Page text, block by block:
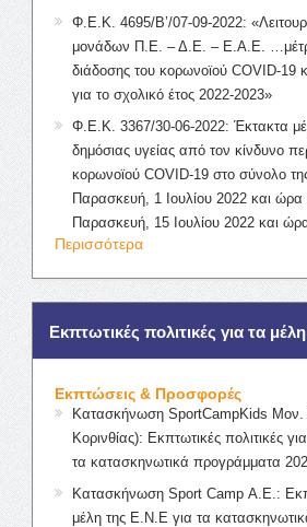
Φ.Ε.Κ. 4695/Β’/07-09-2022:
μονάδων Π.Ε. – Δ.Ε. – Ε.Α.Ε.
διάδοσης του κορωνοϊού COVID-19
για το σχολικό έτος 2022-2023»
Φ.Ε.Κ. 3367/30-06-2022: Έκτακτα
δημόσιας υγείας από τον κίνδυνο
κορωνοϊού COVID-19 στο σύνολο
Παρασκευή, 1 Ιουλίου 2022 και ώρα
Παρασκευή, 15 Ιουλίου 2022 και
Περισσότερα
Εκπτωτικές πολιτικές για τα
Εκπτώσεις & Προσφορές
Κατασκήνωση SportCampKids Μον.
Κορινθίας): Εκπτωτικές πολιτικές
τα κατασκηνωτικά προγράμματα
Κατασκήνωση Sport Camp Α.Ε.:
μέλη της Ε.Ν.Ε για τα